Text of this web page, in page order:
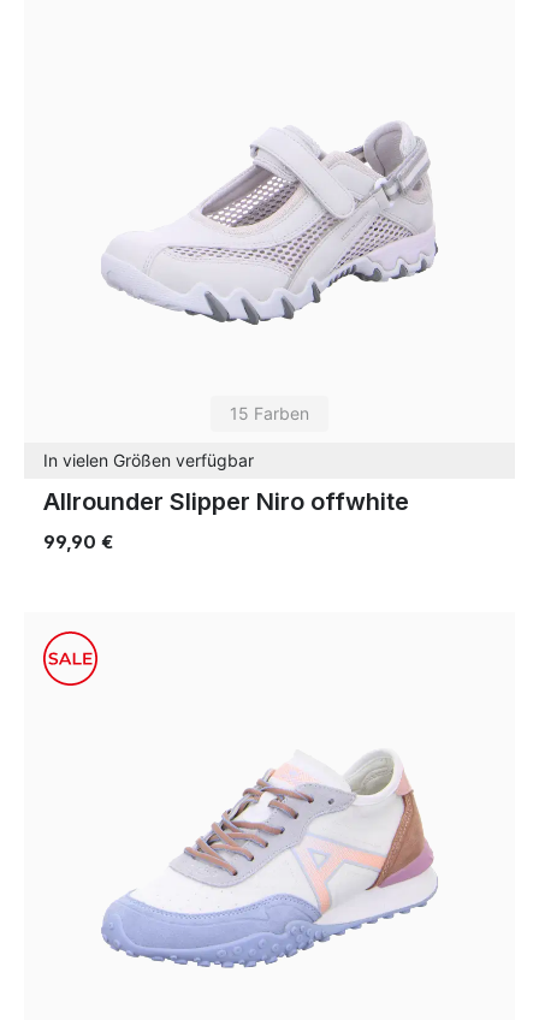
15 Farben
In vielen Größen verfügbar
Allrounder Slipper Niro offwhite
99,90 €